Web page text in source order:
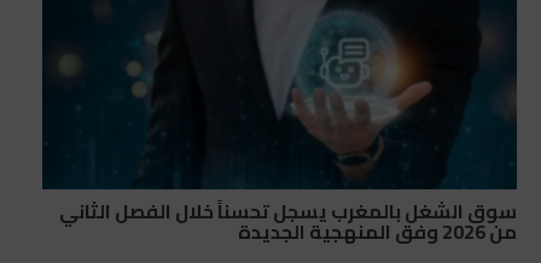
سوق الشغل بالمغرب يسجل تحسناً خلال الفصل الثاني
من 2026 وفق المنهجية الجديدة